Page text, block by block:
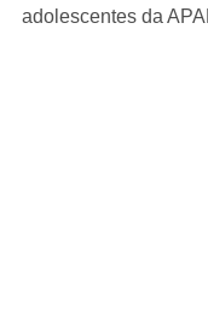
adolescentes da